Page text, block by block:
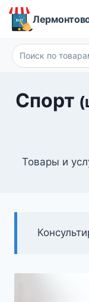
Перейти
Искать:
Спорт
Товары и